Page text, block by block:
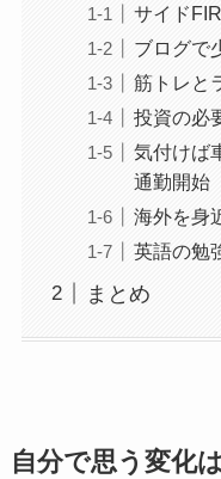
サイド
ブログで
筋トレと
投資の必
気付けば
通勤開始
海外を身
英語の勉
まとめ
自分で思う変化